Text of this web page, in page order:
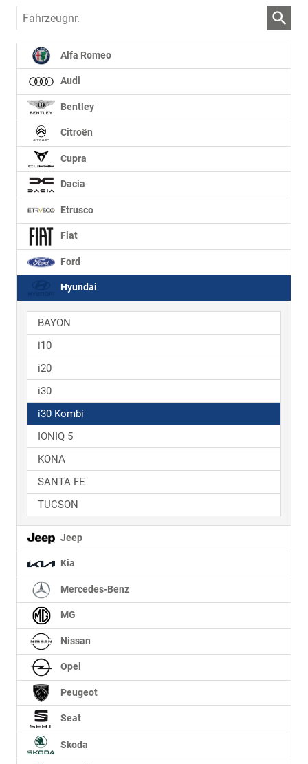
Fahrzeugnr.
Alfa Romeo
Audi
Bentley
Citroën
Cupra
Dacia
Etrusco
Fiat
Ford
Hyundai
BAYON
i10
i20
i30
i30 Kombi
IONIQ 5
KONA
SANTA FE
TUCSON
Jeep
Kia
Mercedes-Benz
MG
Nissan
Opel
Peugeot
Seat
Skoda